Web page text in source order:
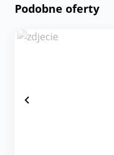
Podobne oferty